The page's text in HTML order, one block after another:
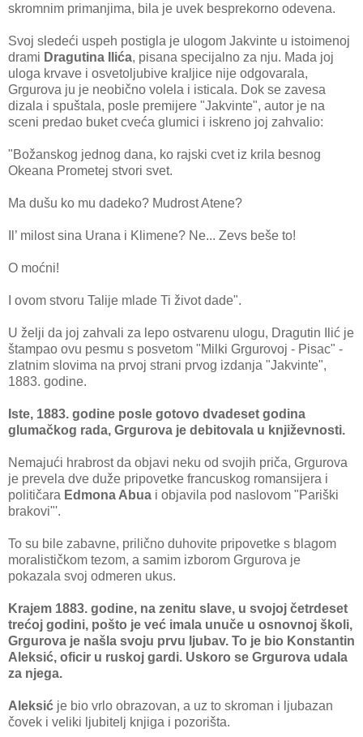
skromnim primanjima, bila je uvek besprekorno odevena.
Svoj sledeći uspeh postigla je ulogom Jakvinte u istoimenoj
drami Dragutina Ilića, pisana specijalno za nju. Mada joj
uloga krvave i osvetoljubive kraljice nije odgovarala,
Grgurova ju je neobično volela i isticala. Dok se zavesa
dizala i spuštala, posle premijere "Jakvinte", autor je na
sceni predao buket cveća glumici i iskreno joj zahvalio:
"Božanskog jednog dana, ko rajski cvet iz krila besnog
Okeana Prometej stvori svet.
Ma dušu ko mu dadeko? Mudrost Atene?
Il’ milost sina Urana i Klimene? Ne... Zevs beše to!
O moćni!
I ovom stvoru Talije mlade Ti život dade".
U želji da joj zahvali za lepo ostvarenu ulogu, Dragutin Ilić je
štampao ovu pesmu s posvetom "Milki Grgurovoj - Pisac" -
zlatnim slovima na prvoj strani prvog izdanja "Jakvinte",
1883. godine.
Iste, 1883. godine posle gotovo dvadeset godina
glumačkog rada, Grgurova je debitovala u književnosti.
Nemajući hrabrost da objavi neku od svojih priča, Grgurova
je prevela dve duže pripovetke francuskog romansijera i
političara Edmona Abua i objavila pod naslovom "Pariški
brakovi"'.
To su bile zabavne, prilično duhovite pripovetke s blagom
moralističkom tezom, a samim izborom Grgurova je
pokazala svoj odmeren ukus.
Krajem 1883. godine, na zenitu slave, u svojoj četrdeset
trećoj godini, pošto je već imala unuče u osnovnoj školi,
Grgurova je našla svoju prvu ljubav. To je bio Konstantin
Aleksić, oficir u ruskoj gardi. Uskoro se Grgurova udala
za njega.
Aleksić je bio vrlo obrazovan, a uz to skroman i ljubazan
čovek i veliki ljubitelj knjiga i pozorišta.